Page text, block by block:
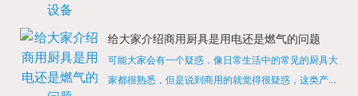
烹饪设备，既能节省空间，又能满足多样化的烹饪需
给大家介绍商用厨具是用电还是燃气的问题
可能大家会有一个疑惑，像日常生活中的常见的厨具大
家都很熟悉，但是说到商用的就觉得很疑惑，这类产品